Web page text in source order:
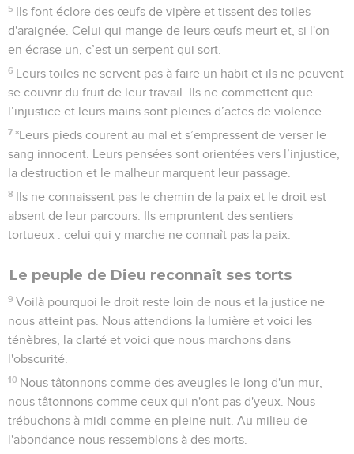
5 Ils font éclore des œufs de vipère et tissent des toiles
d'araignée. Celui qui mange de leurs œufs meurt et, si l'on
en écrase un, c’est un serpent qui sort.
6 Leurs toiles ne servent pas à faire un habit et ils ne peuvent
se couvrir du fruit de leur travail. Ils ne commettent que
l’injustice et leurs mains sont pleines d’actes de violence.
7 *Leurs pieds courent au mal et s’empressent de verser le
sang innocent. Leurs pensées sont orientées vers l’injustice,
la destruction et le malheur marquent leur passage.
8 Ils ne connaissent pas le chemin de la paix et le droit est
absent de leur parcours. Ils empruntent des sentiers
tortueux : celui qui y marche ne connaît pas la paix.
Le peuple de Dieu reconnaît ses torts
9 Voilà pourquoi le droit reste loin de nous et la justice ne
nous atteint pas. Nous attendions la lumière et voici les
ténèbres, la clarté et voici que nous marchons dans
l'obscurité.
10 Nous tâtonnons comme des aveugles le long d'un mur,
nous tâtonnons comme ceux qui n'ont pas d'yeux. Nous
trébuchons à midi comme en pleine nuit. Au milieu de
l'abondance nous ressemblons à des morts.